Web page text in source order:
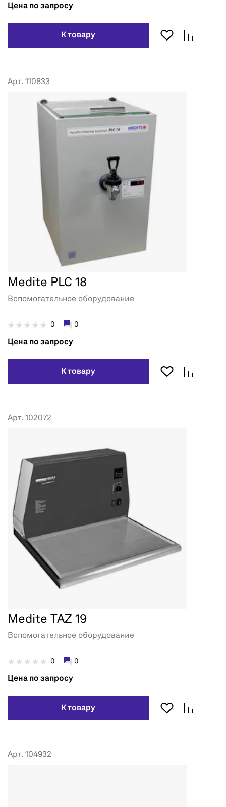
Цена по запросу
К товару
Арт. 110833
Medite PLC 18
Вспомогательное оборудование
0 0
Цена по запросу
К товару
Арт. 102072
Medite TAZ 19
Вспомогательное оборудование
0 0
Цена по запросу
К товару
Арт. 104932